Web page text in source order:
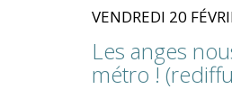
VENDREDI 20
Les anges
métro !